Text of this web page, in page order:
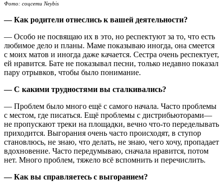
Фото: соцсети Neybis
— Как родители отнеслись к вашей деятельности?
— Особо не посвящаю их в это, но респектуют за то, что есть
любимое дело и планы. Маме показываю иногда, она смеется
с моих матов и иногда даже качается. Сестра очень респектует,
ей нравится. Бате не показывал песни, только недавно показал
пару отрывков, чтобы было понимание.
— С какими трудностями вы сталкивались?
— Проблем было много ещё с самого начала. Часто проблемы
с местом, где писаться. Ещё проблемы с дистрибьюторами—
не пропускают треки на площадки, вечно что-то переделывать
приходится. Выгорания очень часто происходят, в ступор
становлюсь, не знаю, что делать, не знаю, чего хочу, пропадает
вдохновение. Часто передумываю, сначала нравится, потом
нет. Много проблем, тяжело всё вспомнить и перечислить.
— Как вы справляетесь с выгоранием?